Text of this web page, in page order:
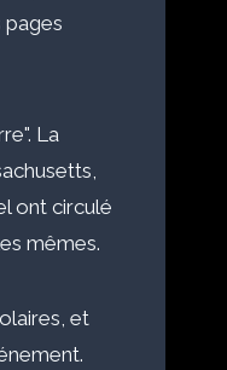
pages
La
ont circulé
mêmes.
et